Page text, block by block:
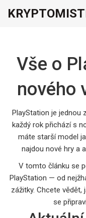
Vše o
nového
PlayStation je jednou
každý rok přichází s
máte starší model
najdou nové hry a
V tomto článku se
PlayStation — od
zážitky. Chcete
se